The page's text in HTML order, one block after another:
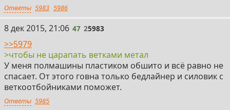
Ответы 5983 5986
47
8 дек 2015, 21:06 47 25983
>>5979
>чтобы не царапать ветками метал
У меня полмашины пластиком обшито и всё равно не
спасает. От этого говна только бедлайнер и силовик с
веткоотбойниками поможет.
Ответы 5985